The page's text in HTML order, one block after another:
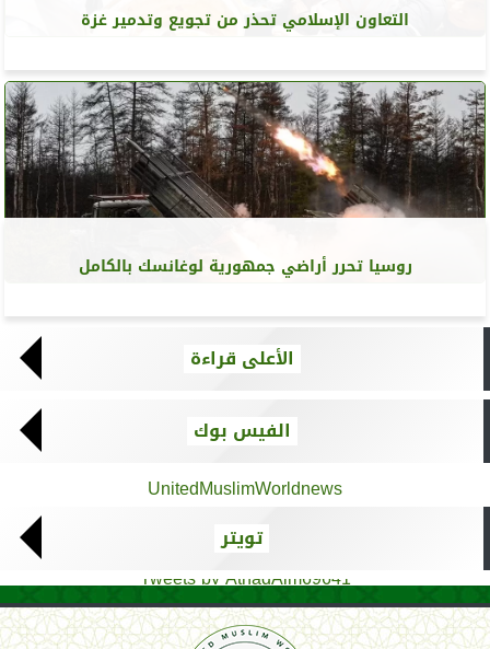
التعاون الإسلامي تحذر من تجويع وتدمير غزة
روسيا تحرر أراضي جمهورية لوغانسك بالكامل
الأعلى قراءة
الفيس بوك
UnitedMuslimWorldnews
تويتر
Tweets by AthadAlm69641